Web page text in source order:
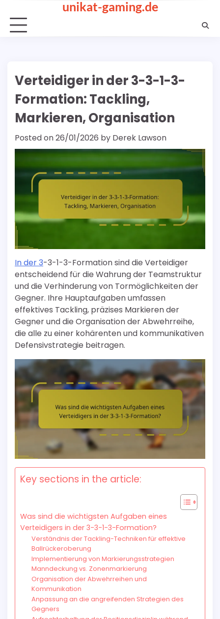
content
unikat-gaming.de
Verteidiger in der 3-3-1-3-
Formation: Tackling,
Markieren, Organisation
Posted on26/01/2026 by Derek Lawson
In der 3-3-1-3-Formation sind die Verteidiger
entscheidend für die Wahrung der Teamstruktur
und die Verhinderung von Tormöglichkeiten der
Gegner. Ihre Hauptaufgaben umfassen
effektives Tackling, präzises Markieren der
Gegner und die Organisation der Abwehrreihe,
die alle zu einer kohärenten und kommunikativen
Defensivstrategie beitragen.
Key sections in the article:
Was sind die wichtigsten Aufgaben eines
Verteidigers in der 3-3-1-3-Formation?
Verständnis der Tackling-Techniken für effektive
Ballrückeroberung
Implementierung von Markierungsstrategien
Manndeckung vs. Zonenmarkierung
Organisation der Abwehrreihen und
Kommunikation
Anpassung an die angreifenden Strategien des
Gegners